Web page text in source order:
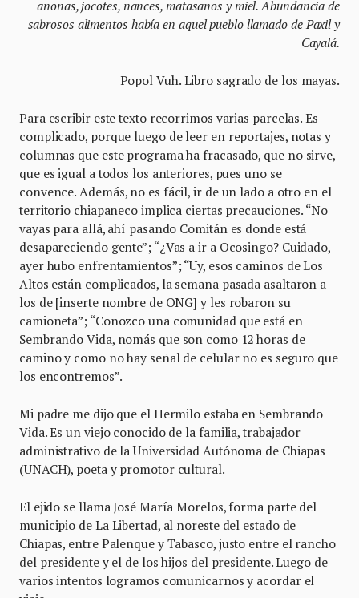
anonas, jocotes, nances, matasanos y miel. Abundancia de
sabrosos alimentos había en aquel pueblo llamado de Paxil y
Cayalá.
Popol Vuh. Libro sagrado de los mayas.
Para escribir este texto recorrimos varias parcelas. Es
complicado, porque luego de leer en reportajes, notas y
columnas que este programa ha fracasado, que no sirve,
que es igual a todos los anteriores, pues uno se
convence. Además, no es fácil, ir de un lado a otro en el
territorio chiapaneco implica ciertas precauciones. “No
vayas para allá, ahí pasando Comitán es donde está
desapareciendo gente”; “¿Vas a ir a Ocosingo? Cuidado,
ayer hubo enfrentamientos”; “Uy, esos caminos de Los
Altos están complicados, la semana pasada asaltaron a
los de [inserte nombre de ONG] y les robaron su
camioneta”; “Conozco una comunidad que está en
Sembrando Vida, nomás que son como 12 horas de
camino y como no hay señal de celular no es seguro que
los encontremos”.
Mi padre me dijo que el Hermilo estaba en Sembrando
Vida. Es un viejo conocido de la familia, trabajador
administrativo de la Universidad Autónoma de Chiapas
(UNACH), poeta y promotor cultural.
El ejido se llama José María Morelos, forma parte del
municipio de La Libertad, al noreste del estado de
Chiapas, entre Palenque y Tabasco, justo entre el rancho
del presidente y el de los hijos del presidente. Luego de
varios intentos logramos comunicarnos y acordar el